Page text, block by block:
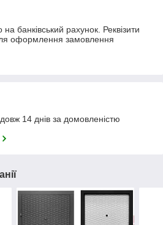
банківський рахунок. Реквізити
оформлення замовлення
14 днів за домовленістю